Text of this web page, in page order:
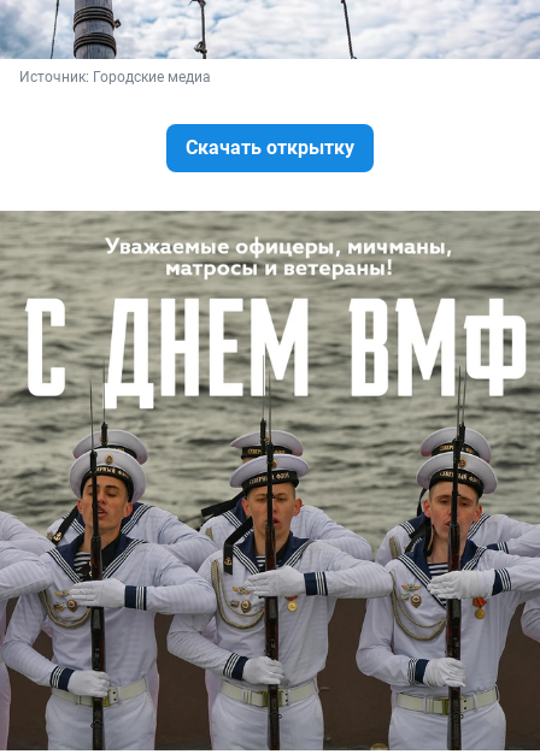
Источник: Городские медиа
Скачать открытку